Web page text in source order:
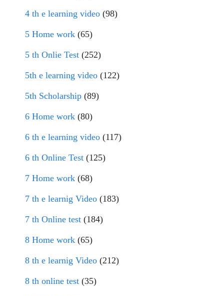
4 th e learning video (98)
5 Home work (65)
5 th Onlie Test (252)
5th e learning video (122)
5th Scholarship (89)
6 Home work (80)
6 th e learning video (117)
6 th Online Test (125)
7 Home work (68)
7 th e learnig Video (183)
7 th Online test (184)
8 Home work (65)
8 th e learnig Video (212)
8 th online test (35)